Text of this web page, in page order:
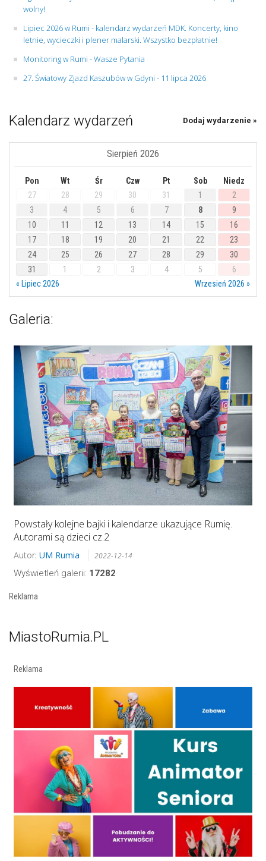
wolny!
Lipiec 2026 w Rumi - kalendarz wydarzeń MDK. Koncerty, kino
letnie, wycieczki i plener malarski. Wszystko bezpłatnie!
Monitoring w Rumi - Wasze Pytania
27. Światowy Zjazd Kaszubów w Gdyni - 11 lipca 2026
Kalendarz wydarzeń Dodaj wydarzenie »
Sierpień 2026
Pon Wt Śr Czw Pt Sob
Niedz
27
28 29 30 31 1
2
3
4 5 6 7 8
9
10
11 12 13 14 15
16
17
18 19 20 21 22
23
24
25 26 27 28 29
30
31
1 2 3 4 5
6
« Lipiec 2026
Wrzesień 2026 »
Galeria:
Powstały kolejne bajki i kalendarze ukazujące Rumię.
Autorami są dzieci cz.2
Autor: UM Rumia 2022-12-14
Wyświetleń galerii: 17282
Reklama
MiastoRumia.PL
Reklama